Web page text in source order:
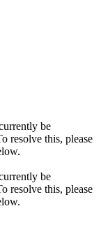
be
resolve this, please
be
resolve this, please